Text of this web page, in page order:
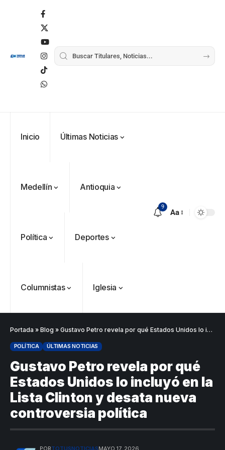
Inicio Últimas Noticias
Medellín Antioquia
Política Deportes
Columnistas Iglesia
9
Aa
Portada » Blog » Gustavo Petro revela por qué Estados Unidos lo incluyó en la Lista Clinton y desata nueva controversia política
POLÍTICA ÚLTIMAS NOTICIAS
Gustavo Petro revela por qué
Estados Unidos lo incluyó en la
Lista Clinton y desata nueva
controversia política
PORTOTUSNOTICIASMAYO 17, 2026